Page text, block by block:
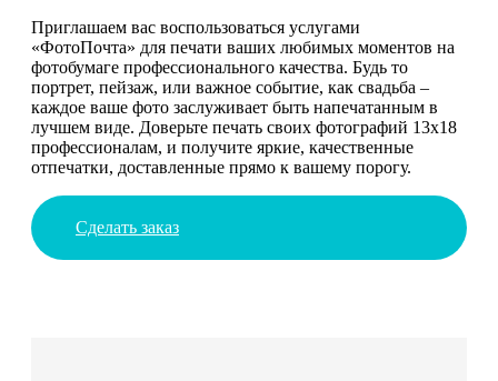
Приглашаем вас воспользоваться услугами
«ФотоПочта» для печати ваших любимых моментов на
фотобумаге профессионального качества. Будь то
портрет, пейзаж, или важное событие, как свадьба –
каждое ваше фото заслуживает быть напечатанным в
лучшем виде. Доверьте печать своих фотографий 13х18
профессионалам, и получите яркие, качественные
отпечатки, доставленные прямо к вашему порогу.
Сделать заказ